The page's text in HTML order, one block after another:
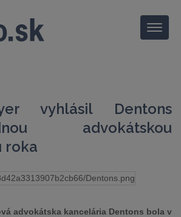
Menu
vyhlásil Dentons
advokátskou
roka
advokátska kancelária Dentons bola v